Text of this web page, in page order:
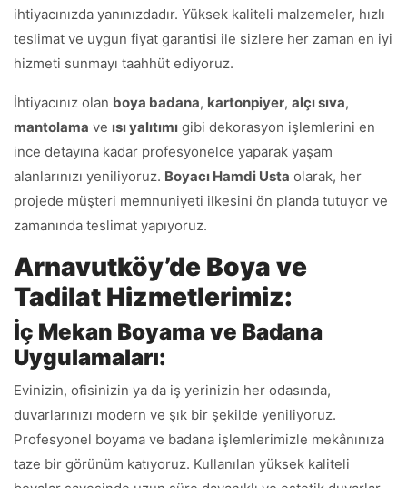
ihtiyacınızda yanınızdadır. Yüksek kaliteli malzemeler, hızlı
teslimat ve uygun fiyat garantisi ile sizlere her zaman en iyi
hizmeti sunmayı taahhüt ediyoruz.
İhtiyacınız olan boya badana, kartonpiyer, alçı sıva,
mantolama ve ısı yalıtımı gibi dekorasyon işlemlerini en
ince detayına kadar profesyonelce yaparak yaşam
alanlarınızı yeniliyoruz. Boyacı Hamdi Usta olarak, her
projede müşteri memnuniyeti ilkesini ön planda tutuyor ve
zamanında teslimat yapıyoruz.
Arnavutköy’de Boya ve
Tadilat Hizmetlerimiz:
İç Mekan Boyama ve Badana
Uygulamaları:
Evinizin, ofisinizin ya da iş yerinizin her odasında,
duvarlarınızı modern ve şık bir şekilde yeniliyoruz.
Profesyonel boyama ve badana işlemlerimizle mekânınıza
taze bir görünüm katıyoruz. Kullanılan yüksek kaliteli